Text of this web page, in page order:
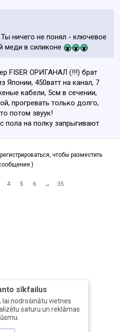
sīkfailus
nodrošinātu vietnes
saturu un reklāmas
Ты ничего не понял - ключевое
меди в силиконе
FISER ОРИГАНАЛ (!!!) брат
Японии, 450ватт на канал, 7
кабели, 5см в сечении,
прогревать только долго,
потом звуук!
пола на полку запрыгивают
чтобы разместить
4 5 6 → 35